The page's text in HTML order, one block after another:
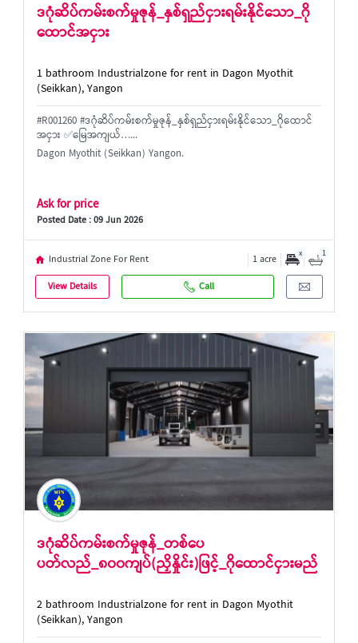
ဒဂုံဆိပ်ကမ်းစက်မှုဇုန်_နှစ်ရှည်ငှားရမ်းနိုင်သော_ဂို
ထောင်အငှား
1 bathroom Industrialzone for rent in Dagon Myothit
(Seikkan), Yangon
#R001260 #ဒဂုံဆိပ်ကမ်းစက်မှုဇုန်_နှစ်ရှည်ငှားရမ်းနိုင်သော_ဂိုထောင်
အငှား ✅မြေအကျယ်…...
Dagon Myothit (Seikkan) Yangon.
Ask for price
Posted Date : 09 Jun 2026
Industrial Zone For Rent 1 acre x 1
View Details Call
ဒဂုံဆိပ်ကမ်းစက်မှုဇုန်_တစ်ပေ
ပတ်လည်_၈၀၀ကျပ်(ညှိနှိုင်း)ဖြင့်_ဂိုထောင်ငှားမည်
2 bathroom Industrialzone for rent in Dagon Myothit
(Seikkan), Yangon